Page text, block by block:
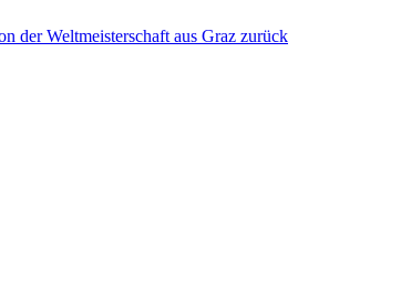
der Weltmeisterschaft aus Graz zurück